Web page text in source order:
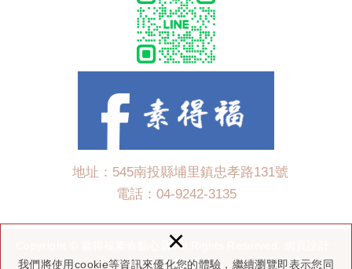
我們將使用cookie等資訊來優化您的體驗，繼續瀏覽即表示您同
×
地址：545南投縣埔里鎮忠孝路131號
電話： 04-9242-3135
Copyright © 素得福素食點心店 All Rights Reserved.
新視野